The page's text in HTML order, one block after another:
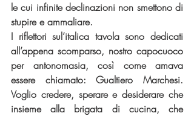
le cui infinite declinazioni non smettono di
stupire e ammaliare.
I riflettori sul’italica tavola sono dedicati
all’appena scomparso, nostro capocuoco
per antonomasia, così come amava
essere chiamato: Gualtiero Marchesi.
Voglio credere, sperare e desiderare che
insieme alla brigata di cucina, che